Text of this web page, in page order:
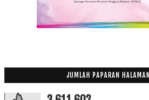
JUMLAH PAPARAN HALAMAN